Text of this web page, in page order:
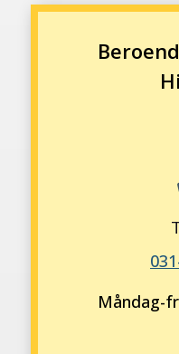
Måndag-